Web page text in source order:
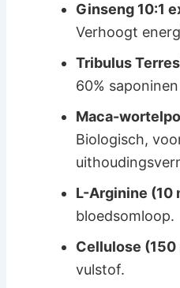
Ginseng 10:1
Verhoogt
Tribulus
60%
Maca-
Biologisch,
L-Arginine (10
bloedsomloop.
Cellulose (150
vulstof.